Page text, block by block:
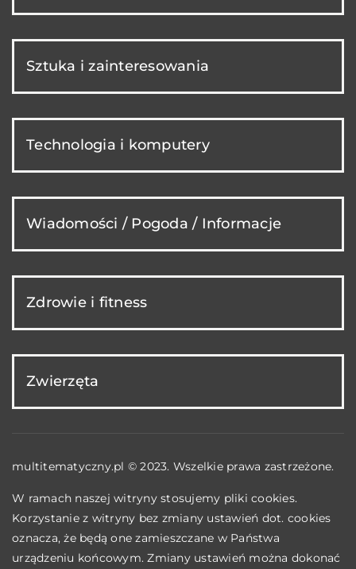
Sztuka i zainteresowania
Technologia i komputery
Wiadomości / Pogoda / Informacje
Zdrowie i fitness
Zwierzęta
multitematyczny.pl © 2023. Wszelkie prawa zastrzeżone.
W ramach naszej witryny stosujemy pliki cookies.
Korzystanie z witryny bez zmiany ustawień dot. cookies
oznacza, że będą one zamieszczane w Państwa
urządzeniu końcowym. Zmiany ustawień można dokonać